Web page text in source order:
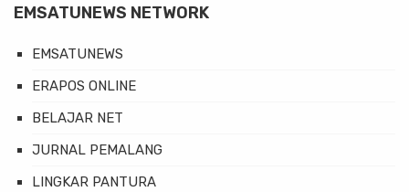
EMSATUNEWS NETWORK
EMSATUNEWS
ERAPOS ONLINE
BELAJAR NET
JURNAL PEMALANG
LINGKAR PANTURA